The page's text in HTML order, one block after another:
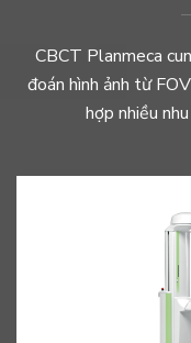
CBCT Planmeca
đoán hình ảnh từ
hợp nhiều